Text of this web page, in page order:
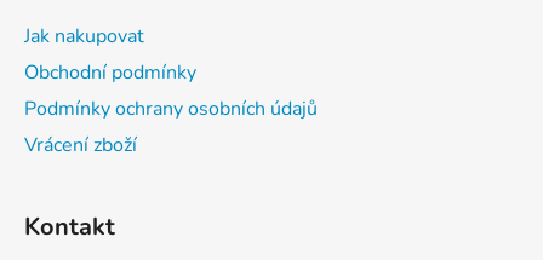
Jak nakupovat
Obchodní podmínky
Podmínky ochrany osobních údajů
Vrácení zboží
Kontakt